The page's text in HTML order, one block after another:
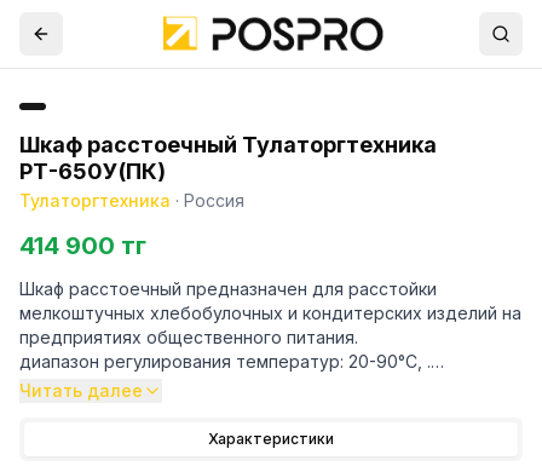
Шкаф расстоечный Тулаторгтехника
РТ-650У(ПК)
Тулаторгтехника · Россия
414 900 тг
Шкаф расстоечный предназначен для расстойки
мелкоштучных хлебобулочных и кондитерских изделий на
предприятиях общественного питания.
диапазон регулирования температур: 20-90°C, .
(комплектуется кронштейнами для установки противней
Читать далее
Характеристики